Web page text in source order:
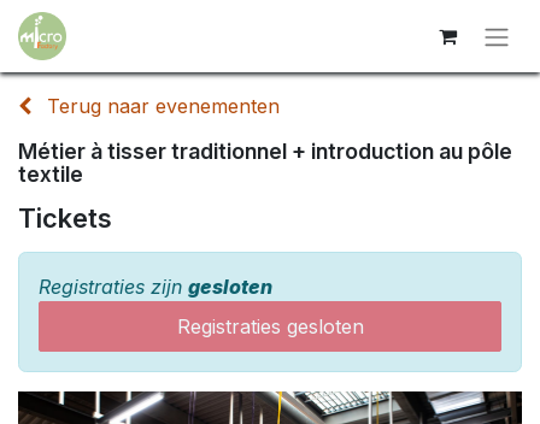
Terug naar evenementen
Métier à tisser traditionnel + introduction au pôle
textile
Tickets
Registraties zijn gesloten
Registraties gesloten